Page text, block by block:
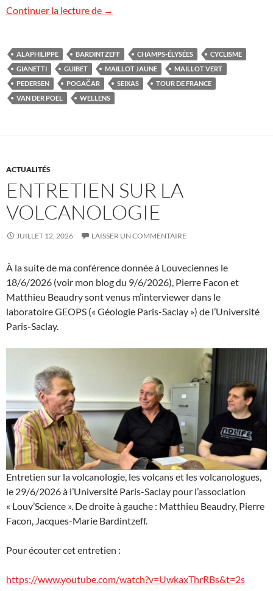
Continuer la lecture de Le Tour de France aux Champs-Élysées
→
ALAPHILIPPE BARDINTZEFF CHAMPS-ÉLYSÉES
CYCLISME
GIANETTI
GUIBET MAILLOT JAUNE
MAILLOT VERT
PEDERSEN
POGAČAR SEIXAS
TOUR DE FRANCE
VAN DER POEL
WELLENS
ACTUALITÉS
ENTRETIEN SUR LA
VOLCANOLOGIE
JUILLET 12, 2026 LAISSER UN COMMENTAIRE
À la suite de ma conférence donnée à Louveciennes le
18/6/2026 (voir mon blog du 9/6/2026), Pierre Facon et
Matthieu Beaudry sont venus m’interviewer dans le
laboratoire GEOPS (« Géologie Paris-Saclay ») de l’Université
Paris-Saclay.
Entretien sur la volcanologie, les volcans et les volcanologues,
le 29/6/2026 à l’Université Paris-Saclay pour l’association
« Louv’Science ». De droite à gauche : Matthieu Beaudry, Pierre
Facon, Jacques-Marie Bardintzeff.
Pour écouter cet entretien :
https://www.youtube.com/watch?v=UwkaxThrRBs&t=2s